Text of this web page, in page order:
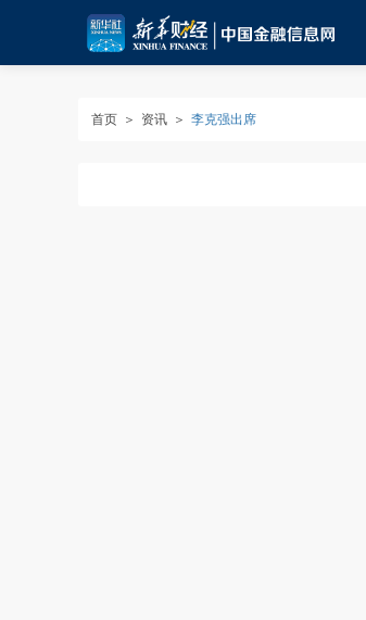
首页 ＞ 资讯 ＞ 李克强出席